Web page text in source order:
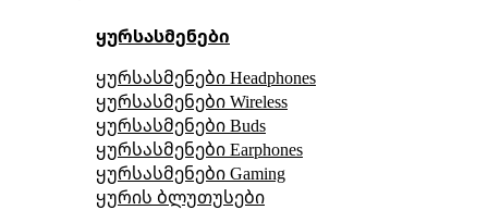
ყურსასმენები
ყურსასმენები Headphones
ყურსასმენები Wireless
ყურსასმენები Buds
ყურსასმენები Earphones
ყურსასმენები Gaming
ყურის ბლუთუსები